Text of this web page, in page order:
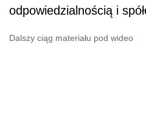
odpowiedzialnością i
Dalszy ciąg materiału pod wideo